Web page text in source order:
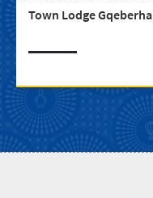
Town Lodge Gqeberha